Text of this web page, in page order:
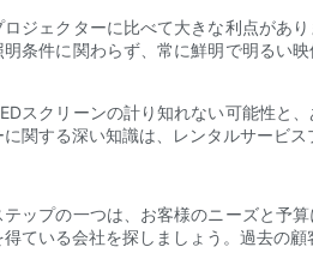
ジェクターに比べて大きな利点があ
条件に関わらず、常に鮮明で明るい
スクリーンの計り知れない可能性
関する深い知識は、レンタルサービ
ップの一つは、お客様のニーズと予
ている会社を探しましょう。過去の